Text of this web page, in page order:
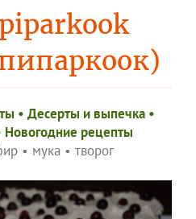
• Десерты и выпечка•
Новогодние рецепты
• мука • творог